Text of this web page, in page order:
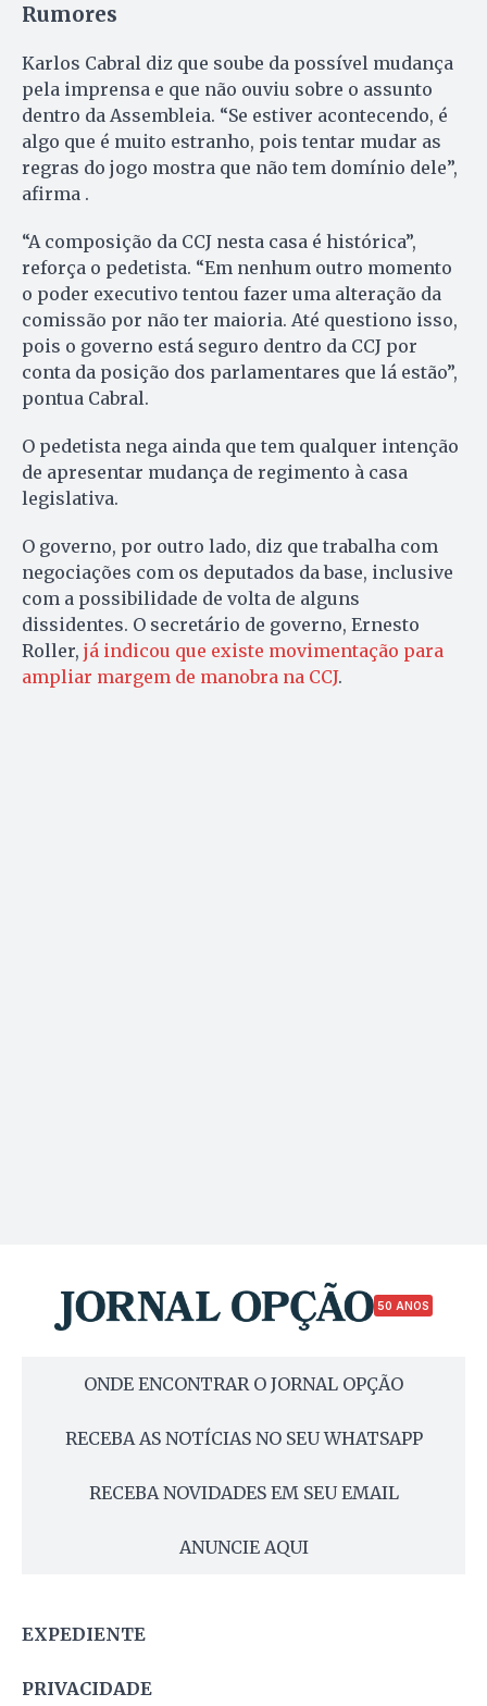
Rumores
Karlos Cabral diz que soube da possível mudança
pela imprensa e que não ouviu sobre o assunto
dentro da Assembleia. “Se estiver acontecendo, é
algo que é muito estranho, pois tentar mudar as
regras do jogo mostra que não tem domínio dele”,
afirma .
“A composição da CCJ nesta casa é histórica”,
reforça o pedetista. “Em nenhum outro momento
o poder executivo tentou fazer uma alteração da
comissão por não ter maioria. Até questiono isso,
pois o governo está seguro dentro da CCJ por
conta da posição dos parlamentares que lá estão”,
pontua Cabral.
O pedetista nega ainda que tem qualquer intenção
de apresentar mudança de regimento à casa
legislativa.
O governo, por outro lado, diz que trabalha com
negociações com os deputados da base, inclusive
com a possibilidade de volta de alguns
dissidentes. O secretário de governo, Ernesto
Roller, já indicou que existe movimentação para
ampliar margem de manobra na CCJ.
50 ANOS
ONDE ENCONTRAR O JORNAL OPÇÃO
RECEBA AS NOTÍCIAS NO SEU WHATSAPP
RECEBA NOVIDADES EM SEU EMAIL
ANUNCIE AQUI
EXPEDIENTE
PRIVACIDADE